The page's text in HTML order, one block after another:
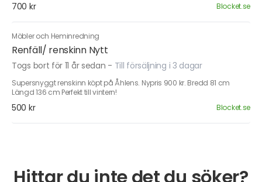
700 kr Blocket.se
Möbler och Heminredning
Renfäll/ renskinn Nytt
Togs bort för 11 år sedan - Till försäljning i 3 dagar
Supersnyggt renskinn köpt på Åhlens. Nypris 900 kr. Bredd 81 cm
Längd 136 cm Perfekt till vintern!
500 kr Blocket.se